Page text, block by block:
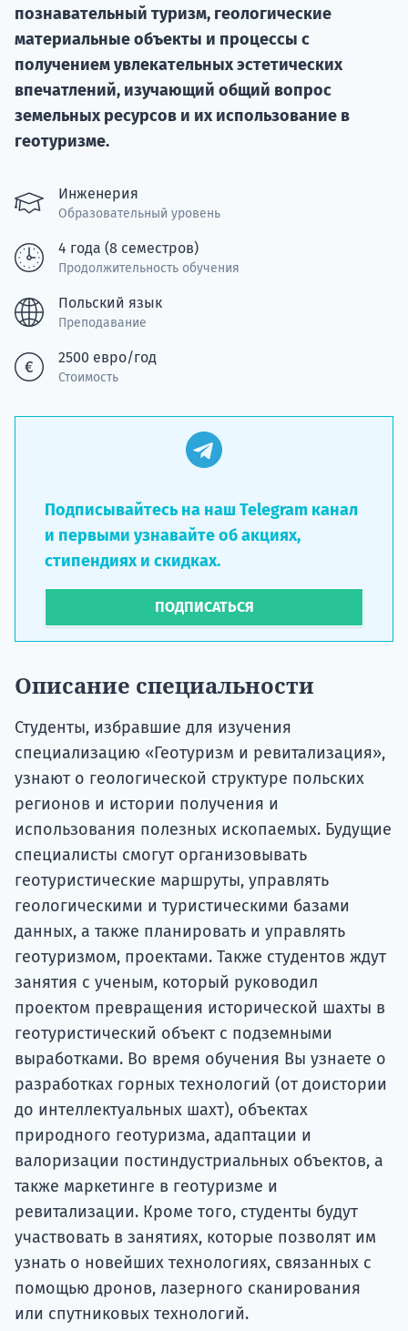
познавательный туризм, геологические
материальные объекты и процессы с
получением увлекательных эстетических
впечатлений, изучающий общий вопрос
земельных ресурсов и их использование в
геотуризме.
Инженерия
Образовательный уровень
4 года (8 семестров)
Продолжительность обучения
Польский язык
Преподавание
2500 евро/год
Стоимость
Подписывайтесь на наш Telegram канал
и первыми узнавайте об акциях,
стипендиях и скидках.
ПОДПИСАТЬСЯ
Описание специальности
Студенты, избравшие для изучения
специализацию «Геотуризм и ревитализация»,
узнают о геологической структуре польских
регионов и истории получения и
использования полезных ископаемых. Будущие
специалисты смогут организовывать
геотуристические маршруты, управлять
геологическими и туристическими базами
данных, а также планировать и управлять
геотуризмом, проектами. Также студентов ждут
занятия с ученым, который руководил
проектом превращения исторической шахты в
геотуристический объект с подземными
выработками. Во время обучения Вы узнаете о
разработках горных технологий (от доистории
до интеллектуальных шахт), объектах
природного геотуризма, адаптации и
валоризации постиндустриальных объектов, а
также маркетинге в геотуризме и
ревитализации. Кроме того, студенты будут
участвовать в занятиях, которые позволят им
узнать о новейших технологиях, связанных с
помощью дронов, лазерного сканирования
или спутниковых технологий.